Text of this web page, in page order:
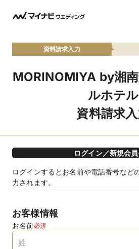
資料請求入力
MORINOMIYA by湘
ルホテル
資料請求
ログイン／新規会
ログインするとお名前や電話番号など
力されます。
お客様情報
お名前必須